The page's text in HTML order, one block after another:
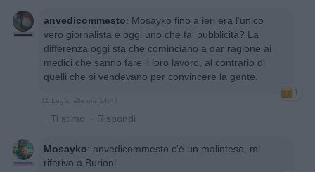
anvedicommesto: Mosayko fino a ieri era l'unico
vero giornalista e oggi uno che fa' pubblicità? La
differenza oggi sta che cominciano a dar ragione ai
medici che sanno fare il loro lavoro, al contrario di
quelli che si vendevano per convincere la gente.
1
· Ti stimo · Rispondi
Mosayko: anvedicommesto c'è un malinteso, mi
riferivo a Burioni